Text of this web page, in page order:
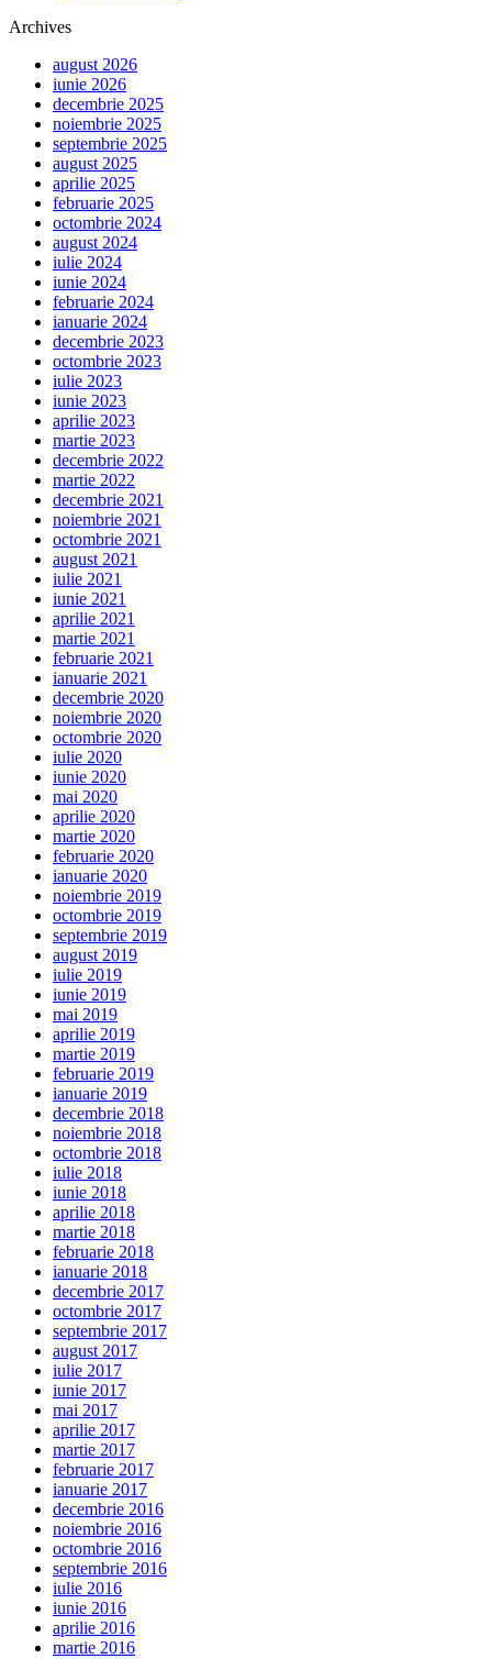
Archives
august 2026
iunie 2026
decembrie 2025
noiembrie 2025
septembrie 2025
august 2025
aprilie 2025
februarie 2025
octombrie 2024
august 2024
iulie 2024
iunie 2024
februarie 2024
ianuarie 2024
decembrie 2023
octombrie 2023
iulie 2023
iunie 2023
aprilie 2023
martie 2023
decembrie 2022
martie 2022
decembrie 2021
noiembrie 2021
octombrie 2021
august 2021
iulie 2021
iunie 2021
aprilie 2021
martie 2021
februarie 2021
ianuarie 2021
decembrie 2020
noiembrie 2020
octombrie 2020
iulie 2020
iunie 2020
mai 2020
aprilie 2020
martie 2020
februarie 2020
ianuarie 2020
noiembrie 2019
octombrie 2019
septembrie 2019
august 2019
iulie 2019
iunie 2019
mai 2019
aprilie 2019
martie 2019
februarie 2019
ianuarie 2019
decembrie 2018
noiembrie 2018
octombrie 2018
iulie 2018
iunie 2018
aprilie 2018
martie 2018
februarie 2018
ianuarie 2018
decembrie 2017
octombrie 2017
septembrie 2017
august 2017
iulie 2017
iunie 2017
mai 2017
aprilie 2017
martie 2017
februarie 2017
ianuarie 2017
decembrie 2016
noiembrie 2016
octombrie 2016
septembrie 2016
iulie 2016
iunie 2016
aprilie 2016
martie 2016